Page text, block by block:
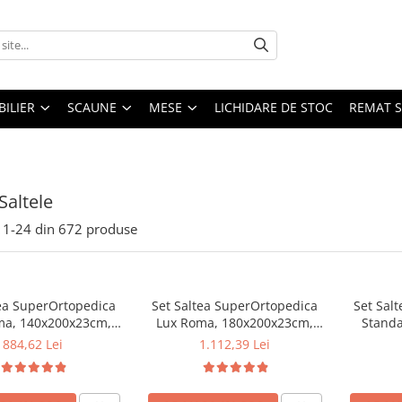
SCAUNE MESE LICHIDARE DE STOC REMAT
1-24 din 672 produse
SuperOrtopedica
140x200x23cm,
cu plasa arcuri
perimetral, Saltex
perne matlasate
884,62 Lei
Set Saltea SuperOrtopedica
Lux Roma, 180x200x23cm,
fermitate tare, cu plasa arcuri
aerisire perimetral, Saltex,
plus 2 perne matlasate
1.112,39 Lei
Set
Saltsib